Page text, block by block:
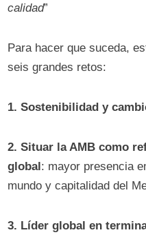
calidad”
Para hacer que suceda,
seis grandes retos:
1. Sostenibilidad y
2. Situar la AMB como
global: mayor presencia
mundo y capitalidad del
3. Líder global en